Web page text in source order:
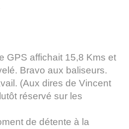
GPS affichait 15,8 Kms et
Bravo aux baliseurs.
(Aux dires de Vincent
réservé sur les
de détente à la